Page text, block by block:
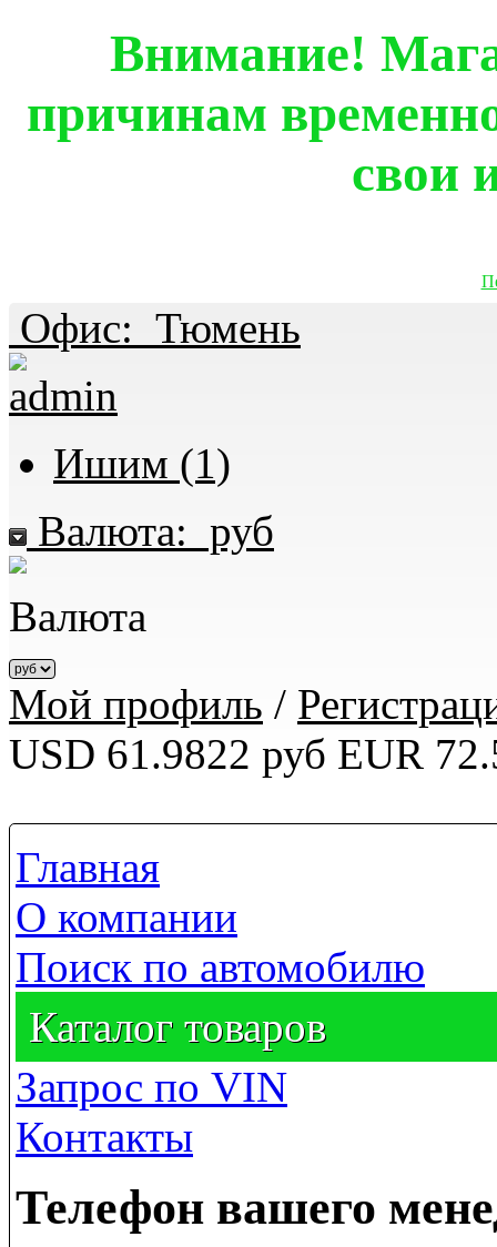
Внимание!
причинам
свои
Офис: Тюмень
Ишим (1)
Валюта: руб
Валюта
Мой профиль /
USD 61.9822 руб EUR
Главная
О компании
Поиск по автомобилю
Каталог товаров
Запрос по VIN
Контакты
Телефон вашего